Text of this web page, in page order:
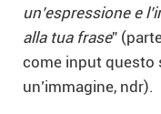
un’espressione e
alla tua frase”
come input questo
un’immagine, ndr).